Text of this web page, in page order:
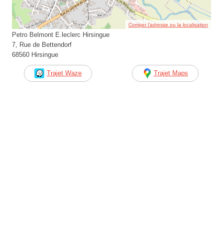
Corriger l’adresse ou la localisation
Petro Belmont E.leclerc Hirsingue
7, Rue de Bettendorf
68560 Hirsingue
Trajet Waze Trajet Maps